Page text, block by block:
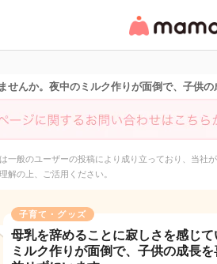
リ・情報サイト
んか。夜中のミルク作りが面倒で、子供
一般のユーザーの投稿により成り立っており、当社
解の上、ご活用ください。
子育て・グッズ
母乳を辞めることに寂しさを感じ
ミルク作りが面倒で、子供の成長